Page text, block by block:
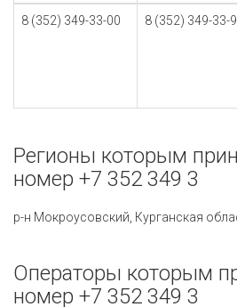
8 (352) 349-33-00 8 (352) 349-33-
Регионы которым
номер +7 352 349 3
р-н Мокроусовский, Курганская
Операторы которым
номер +7 352 349 3